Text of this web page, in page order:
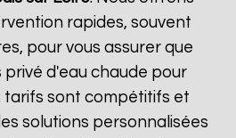
rapides, souvent
pour vous assurer que
privé d'eau chaude pour
tarifs sont compétitifs et
solutions personnalisées